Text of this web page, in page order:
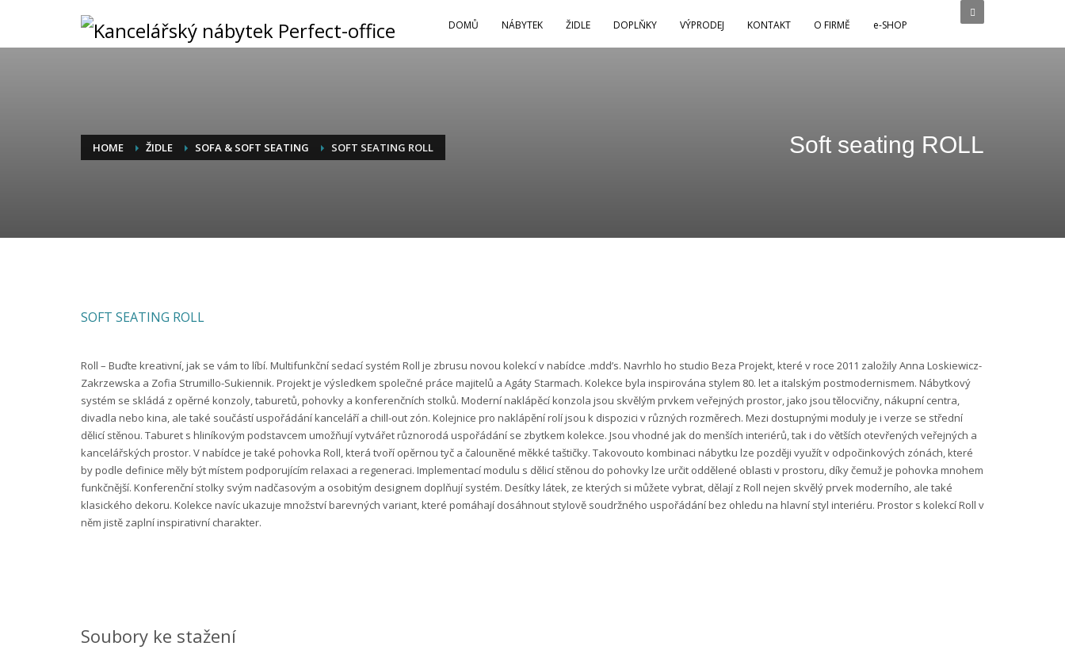
DOMŮ NÁBYTEK ŽIDLE DOPLŇKY VÝPRODEJ KONTAKT O FIRMĚ e-SHOP
HOME ŽIDLE SOFA & SOFT SEATING SOFT SEATING ROLL Soft seating ROLL
SOFT SEATING ROLL
Roll – Buďte kreativní, jak se vám to líbí. Multifunkční sedací systém Roll je zbrusu novou kolekcí v nabídce .mdd’s. Navrhlo ho studio Beza Projekt, které v roce 2011 založily Anna Loskiewicz-
Zakrzewska a Zofia Strumillo-Sukiennik. Projekt je výsledkem společné práce majitelů a Agáty Starmach. Kolekce byla inspirována stylem 80. let a italským postmodernismem. Nábytkový
systém se skládá z opěrné konzoly, taburetů, pohovky a konferenčních stolků. Moderní naklápěcí konzola jsou skvělým prvkem veřejných prostor, jako jsou tělocvičny, nákupní centra,
divadla nebo kina, ale také součástí uspořádání kanceláří a chill-out zón. Kolejnice pro naklápění rolí jsou k dispozici v různých rozměrech. Mezi dostupnými moduly je i verze se střední
dělicí stěnou. Taburet s hliníkovým podstavcem umožňují vytvářet různorodá uspořádání se zbytkem kolekce. Jsou vhodné jak do menších interiérů, tak i do větších otevřených veřejných a
kancelářských prostor. V nabídce je také pohovka Roll, která tvoří opěrnou tyč a čalouněné měkké taštičky. Takovouto kombinaci nábytku lze později využít v odpočinkových zónách, které
by podle definice měly být místem podporujícím relaxaci a regeneraci. Implementací modulu s dělicí stěnou do pohovky lze určit oddělené oblasti v prostoru, díky čemuž je pohovka mnohem
funkčnější. Konferenční stolky svým nadčasovým a osobitým designem doplňují systém. Desítky látek, ze kterých si můžete vybrat, dělají z Roll nejen skvělý prvek moderního, ale také
klasického dekoru. Kolekce navíc ukazuje množství barevných variant, které pomáhají dosáhnout stylově soudržného uspořádání bez ohledu na hlavní styl interiéru. Prostor s kolekcí Roll v
něm jistě zaplní inspirativní charakter.
Soubory ke stažení